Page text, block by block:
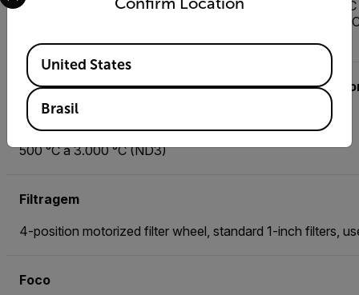
FLIR X8582-HS InSb (1,5 a 5,0 μm), f/4.1: -20 °C a 350
FLIR X8583-HS InSb (3,0 a 5,0 μm), f/4.1: -20 °C a 350
Faixa de temperatura opcional [com óptica
45 °C a 600 °C (ND1)
250 °C a 2.000 °C (ND2)
500 °C a 3.000 °C (ND3)
Filtragem
4-position motorized filter wheel, standard 1-inch filters,
Foco
Available Locations
United States
Brasil